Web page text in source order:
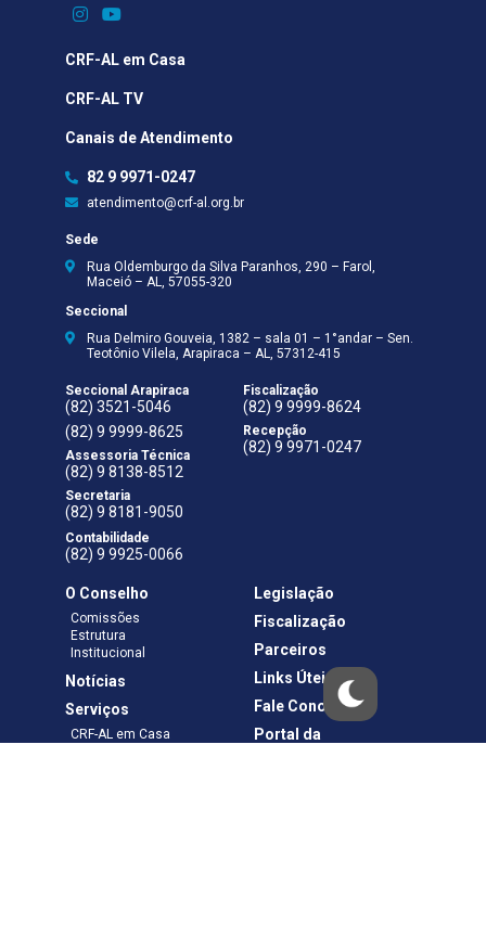
CRF-AL em Casa
CRF-AL TV
Canais de Atendimento
82 9 9971-0247
atendimento@crf-al.org.br
Sede
Rua Oldemburgo da Silva Paranhos, 290 – Farol,
Maceió – AL, 57055-320
Seccional
Rua Delmiro Gouveia, 1382 – sala 01 – 1°andar – Sen.
Teotônio Vilela, Arapiraca – AL, 57312-415
Seccional Arapiraca
(82) 3521-5046
(82) 9 9999-8625
Assessoria Técnica
(82) 9 8138-8512
Secretaria
(82) 9 8181-9050
Contabilidade
(82) 9 9925-0066
Fiscalização
(82) 9 9999-8624
Recepção
(82) 9 9971-0247
O Conselho
Comissões
Estrutura
Institucional
Notícias
Serviços
CRF-AL em Casa
Legislação
Fiscalização
Parceiros
Links Úteis
Fale Conosco
Portal da